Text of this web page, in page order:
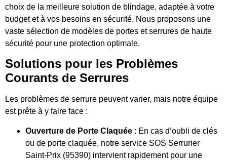
choix de la meilleure solution de blindage, adaptée à votre
budget et à vos besoins en sécurité. Nous proposons une
vaste sélection de modèles de portes et serrures de haute
sécurité pour une protection optimale.
Solutions pour les Problèmes
Courants de Serrures
Les problèmes de serrure peuvent varier, mais notre équipe
est prête à y faire face :
Ouverture de Porte Claquée : En cas d’oubli de clés
ou de porte claquée, notre service SOS Serrurier
Saint-Prix (95390) intervient rapidement pour une